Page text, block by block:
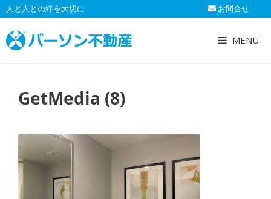
コ
ン
テ
ン
人と人との絆を大切に お問合せ
MENU
GetMedia (8)